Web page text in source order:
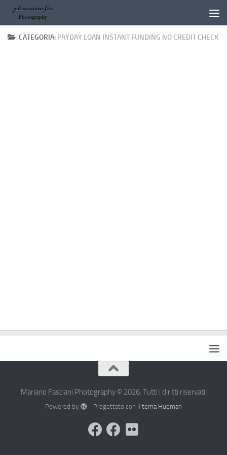
Salta al contenuto
CATEGORIA: PAYDAY LOAN INSTANT FUNDING NO CREDIT CHECK
Mariano Fasciani Photography © 2026. Tutti i diritti riservati.
Powered by - Progettato con il tema Hueman